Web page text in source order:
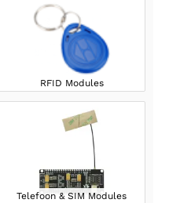
RFID Modules
Telefoon & SIM Modules